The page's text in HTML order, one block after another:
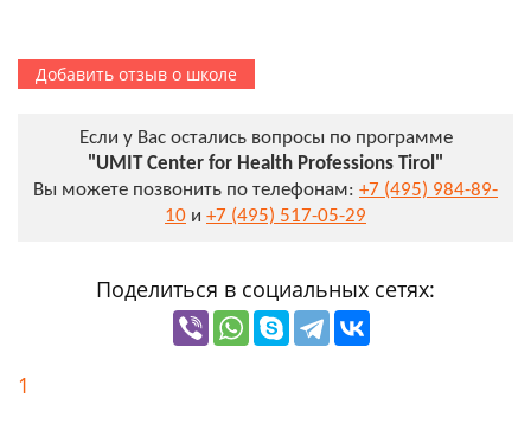
Добавить отзыв о школе
Если у Вас остались вопросы по программе
"UMIT Center for Health Professions Tirol"
Вы можете позвонить по телефонам: +7 (495) 984-89-
10 и +7 (495) 517-05-29
Поделиться в социальных сетях:
1